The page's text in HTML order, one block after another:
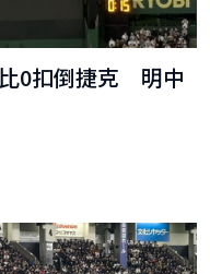
0扣倒捷克 明中